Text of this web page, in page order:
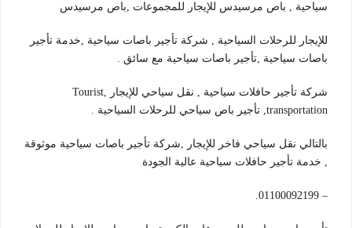
سياحية , باص مرسيدس للإيجار للمجموعات ,باص مرسيدس
للإيجار للرحلات السياحية , شركة تأجير باصات سياحية ,خدمة تأجير
باصات سياحية ,تأجير باصات سياحية مع سائق .
شركة تأجير حافلات سياحية , نقل سياحي للإيجار ,Tourist
transportation, تأجير باص سياحي للرحلات السياحية .
بالتالي نقل سياحي فاخر للإيجار ,شركة تأجير باصات سياحية موثوقة
, خدمة تأجير حافلات سياحية عالية الجودة
– 01100092199.